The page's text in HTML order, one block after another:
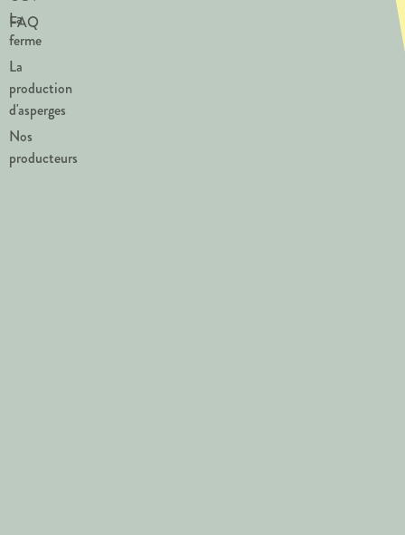
La
ferme
La
production
d'asperges
Nos
producteurs
FAQ